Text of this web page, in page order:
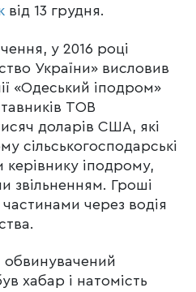
від 13 грудня.
у 2016 році
України» висловив
«Одеський іподром»
ТОВ
доларів США, які
сільськогосподарські
керівнику іподрому,
звільненням. Гроші
через водія
обвинувачений
хабар і натомість